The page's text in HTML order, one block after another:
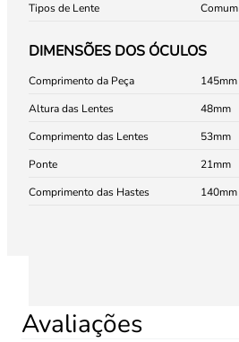
Tipos de Lente
Comum
DIMENSÕES DOS ÓCULOS
Comprimento da Peça
145
Altura das Lentes
48
Comprimento das Lentes
53
Ponte
21
Comprimento das Hastes
140
Avaliações